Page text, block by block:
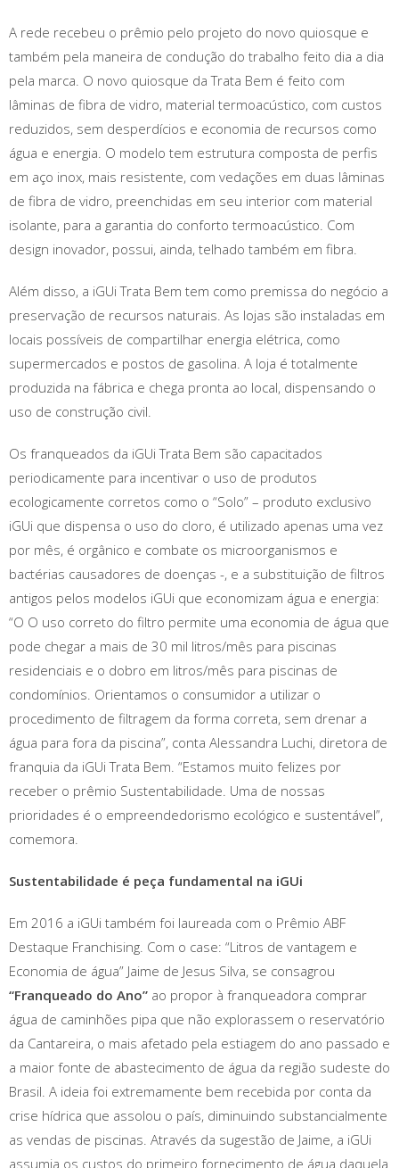
A rede recebeu o prêmio pelo projeto do novo quiosque e
também pela maneira de condução do trabalho feito dia a dia
pela marca. O novo quiosque da Trata Bem é feito com
lâminas de fibra de vidro, material termoacústico, com custos
reduzidos, sem desperdícios e economia de recursos como
água e energia. O modelo tem estrutura composta de perfis
em aço inox, mais resistente, com vedações em duas lâminas
de fibra de vidro, preenchidas em seu interior com material
isolante, para a garantia do conforto termoacústico. Com
design inovador, possui, ainda, telhado também em fibra.
Além disso, a iGUi Trata Bem tem como premissa do negócio a
preservação de recursos naturais. As lojas são instaladas em
locais possíveis de compartilhar energia elétrica, como
supermercados e postos de gasolina. A loja é totalmente
produzida na fábrica e chega pronta ao local, dispensando o
uso de construção civil.
Os franqueados da iGUi Trata Bem são capacitados
periodicamente para incentivar o uso de produtos
ecologicamente corretos como o “Solo” – produto exclusivo
iGUi que dispensa o uso do cloro, é utilizado apenas uma vez
por mês, é orgânico e combate os microorganismos e
bactérias causadores de doenças -, e a substituição de filtros
antigos pelos modelos iGUi que economizam água e energia:
“O O uso correto do filtro permite uma economia de água que
pode chegar a mais de 30 mil litros/mês para piscinas
residenciais e o dobro em litros/mês para piscinas de
condomínios. Orientamos o consumidor a utilizar o
procedimento de filtragem da forma correta, sem drenar a
água para fora da piscina”, conta Alessandra Luchi, diretora de
franquia da iGUi Trata Bem. “Estamos muito felizes por
receber o prêmio Sustentabilidade. Uma de nossas
prioridades é o empreendedorismo ecológico e sustentável”,
comemora.
Sustentabilidade é peça fundamental na iGUi
Em 2016 a iGUi também foi laureada com o Prêmio ABF
Destaque Franchising. Com o case: “Litros de vantagem e
Economia de água” Jaime de Jesus Silva, se consagrou
“Franqueado do Ano” ao propor à franqueadora comprar
água de caminhões pipa que não explorassem o reservatório
da Cantareira, o mais afetado pela estiagem do ano passado e
a maior fonte de abastecimento de água da região sudeste do
Brasil. A ideia foi extremamente bem recebida por conta da
crise hídrica que assolou o país, diminuindo substancialmente
as vendas de piscinas. Através da sugestão de Jaime, a iGUi
assumia os custos do primeiro fornecimento de água daquela